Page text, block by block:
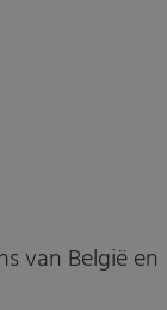
van België en